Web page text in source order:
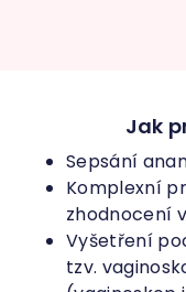
Jak
Sepsání
Komplexní
zhodnocení
Vyšetření
tzv.